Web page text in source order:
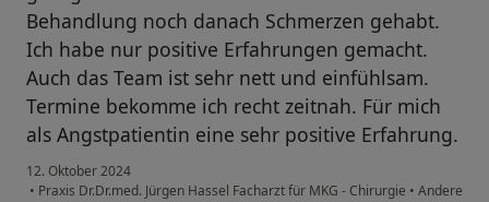
Behandlung noch danach Schmerzen gehabt.
Ich habe nur positive Erfahrungen gemacht.
Auch das Team ist sehr nett und einfühlsam.
Termine bekomme ich recht zeitnah. Für mich
als Angstpatientin eine sehr positive Erfahrung.
12. Oktober 2024
• Praxis Dr.Dr.med. Jürgen Hassel Facharzt für MKG - Chirurgie • Andere